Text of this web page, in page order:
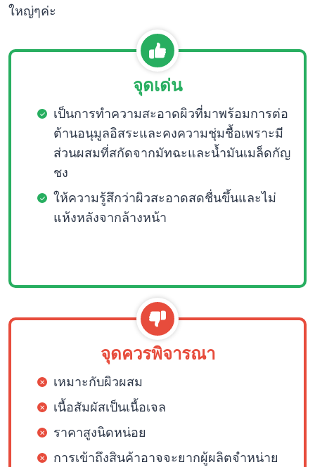
ใหญ่ๆค่ะ
จุดเด่น
เป็นการทำความสะอาดผิวที่มาพร้อมการต่อ
ต้านอนุมูลอิสระและคงความชุ่มชื้อเพราะมี
ส่วนผสมที่สกัดจากมัทฉะและน้ำมันเมล็ดกัญ
ชง
ให้ความรู้สึกว่าผิวสะอาดสดชื่นขึ้นและไม่
แห้งหลังจากล้างหน้า
จุดควรพิจารณา
เหมาะกับผิวผสม
เนื้อสัมผัสเป็นเนื้อเจล
ราคาสูงนิดหน่อย
การเข้าถึงสินค้าอาจจะยากผู้ผลิตจำหน่าย